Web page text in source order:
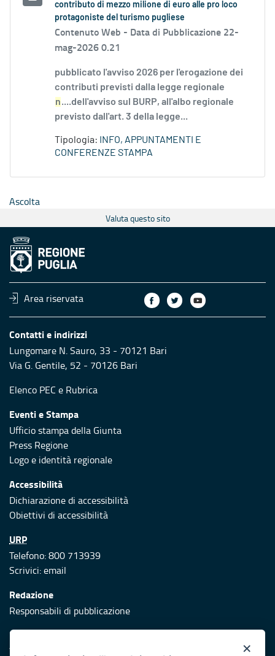
contributo di mezzo milione di euro alle pro loco
protagoniste del turismo pugliese
Contenuto Web - Data di Pubblicazione 22-
mag-2026 0.21
pubblicato l'avviso 2026 per l'erogazione dei
contributi previsti dalla legge regionale
n....dell'avviso sul BURP, all'albo regionale
previsto dall'art. 3 della legge...
Tipologia:
INFO, APPUNTAMENTI E
CONFERENZE STAMPA
Ascolta
Valuta questo sito
Area riservata
Contatti e indirizzi
Lungomare N. Sauro, 33 - 70121 Bari
Via G. Gentile, 52 - 70126 Bari
Elenco PEC e Rubrica
Eventi e Stampa
Ufficio stampa della Giunta
Press Regione
Logo e identità regionale
Accessibilità
Dichiarazione di accessibilità
Obiettivi di accessibilità
URP
Telefono: 800 713939
Scrivici:email
Redazione
Responsabili di pubblicazione
Protezione civile
Vai al sito di Protezione Civile Puglia ×